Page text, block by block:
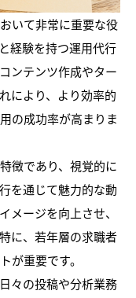
いて非常に重要な役
経験を持つ運用代行
ンテンツ作成やター
により、より効率的
の成功率が高まりま
徴であり、視覚的に
を通じて魅力的な動
メージを向上させ、
に、若年層の求職者
が重要です。
々の投稿や分析業務